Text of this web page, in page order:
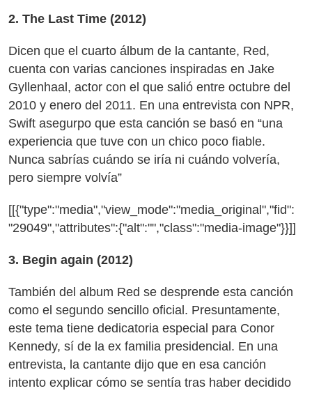
2. The Last Time (2012)
Dicen que el cuarto álbum de la cantante, Red,
cuenta con varias canciones inspiradas en Jake
Gyllenhaal, actor con el que salió entre octubre del
2010 y enero del 2011. En una entrevista con NPR,
Swift asegurpo que esta canción se basó en “una
experiencia que tuve con un chico poco fiable.
Nunca sabrías cuándo se iría ni cuándo volvería,
pero siempre volvía”
[[{"type":"media","view_mode":"media_original","fid":
"29049","attributes":{"alt":"","class":"media-image"}}]]
3. Begin again (2012)
También del album Red se desprende esta canción
como el segundo sencillo oficial. Presuntamente,
este tema tiene dedicatoria especial para Conor
Kennedy, sí de la ex familia presidencial. En una
entrevista, la cantante dijo que en esa canción
intento explicar cómo se sentía tras haber decidido